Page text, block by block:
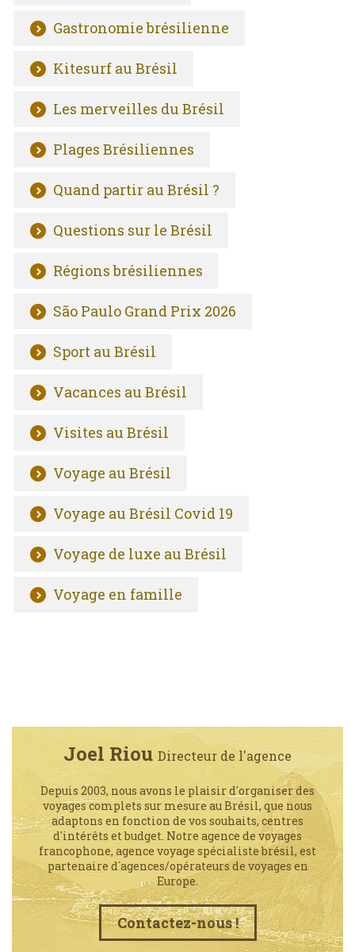
Gastronomie brésilienne
Kitesurf au Brésil
Les merveilles du Brésil
Plages Brésiliennes
Quand partir au Brésil ?
Questions sur le Brésil
Régions brésiliennes
São Paulo Grand Prix 2026
Sport au Brésil
Vacances au Brésil
Visites au Brésil
Voyage au Brésil
Voyage au Brésil Covid 19
Voyage de luxe au Brésil
Voyage en famille
Joel Riou Directeur de l'agence
Depuis 2003, nous avons le plaisir d'organiser des
voyages complets sur mesure au Brésil, que nous
adaptons en fonction de vos souhaits, centres
d'intérêts et budget. Notre agence de voyages
francophone, agence voyage spécialiste brésil, est
partenaire d´agences/opérateurs de voyages en
Europe.
Contactez-nous !